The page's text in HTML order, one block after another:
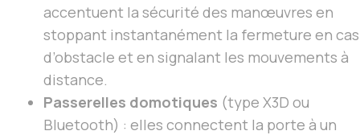
accentuent la sécurité des manœuvres en
stoppant instantanément la fermeture en cas
d’obstacle et en signalant les mouvements à
distance.
Passerelles domotiques (type X3D ou
Bluetooth) : elles connectent la porte à un